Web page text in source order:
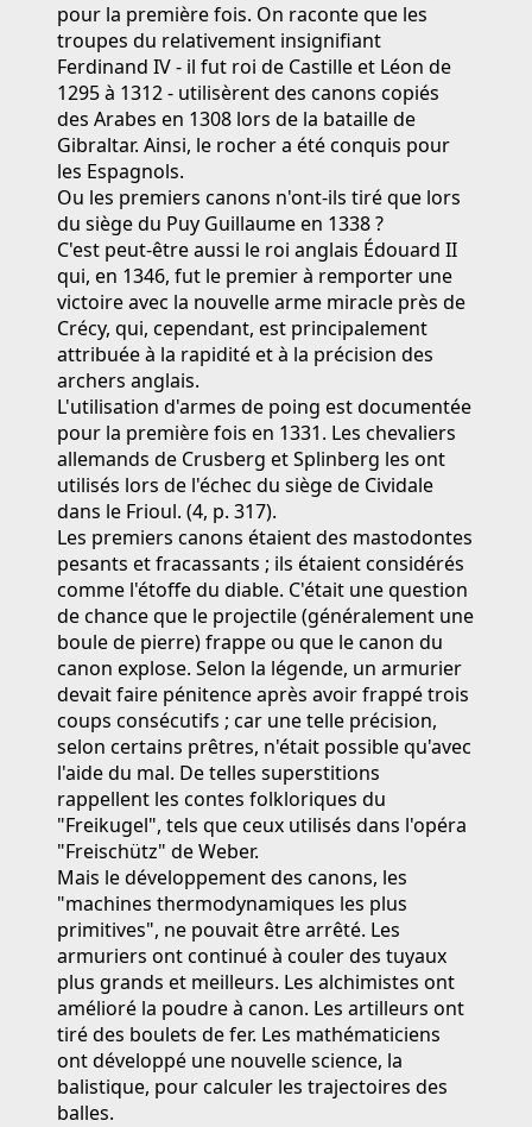
pour la première fois. On raconte que les
troupes du relativement insignifiant
Ferdinand IV - il fut roi de Castille et Léon de
1295 à 1312 - utilisèrent des canons copiés
des Arabes en 1308 lors de la bataille de
Gibraltar. Ainsi, le rocher a été conquis pour
les Espagnols.
Ou les premiers canons n'ont-ils tiré que lors
du siège du Puy Guillaume en 1338 ?
C'est peut-être aussi le roi anglais Édouard II
qui, en 1346, fut le premier à remporter une
victoire avec la nouvelle arme miracle près de
Crécy, qui, cependant, est principalement
attribuée à la rapidité et à la précision des
archers anglais.
L'utilisation d'armes de poing est documentée
pour la première fois en 1331. Les chevaliers
allemands de Crusberg et Splinberg les ont
utilisés lors de l'échec du siège de Cividale
dans le Frioul. (4, p. 317).
Les premiers canons étaient des mastodontes
pesants et fracassants ; ils étaient considérés
comme l'étoffe du diable. C'était une question
de chance que le projectile (généralement une
boule de pierre) frappe ou que le canon du
canon explose. Selon la légende, un armurier
devait faire pénitence après avoir frappé trois
coups consécutifs ; car une telle précision,
selon certains prêtres, n'était possible qu'avec
l'aide du mal. De telles superstitions
rappellent les contes folkloriques du
"Freikugel", tels que ceux utilisés dans l'opéra
"Freischütz" de Weber.
Mais le développement des canons, les
"machines thermodynamiques les plus
primitives", ne pouvait être arrêté. Les
armuriers ont continué à couler des tuyaux
plus grands et meilleurs. Les alchimistes ont
amélioré la poudre à canon. Les artilleurs ont
tiré des boulets de fer. Les mathématiciens
ont développé une nouvelle science, la
balistique, pour calculer les trajectoires des
balles.